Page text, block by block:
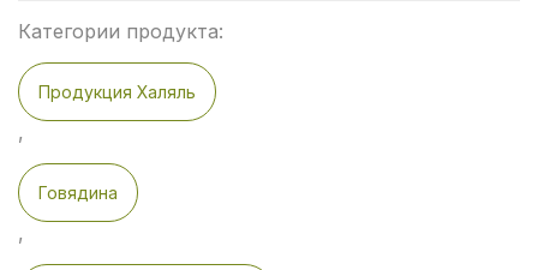
Категории продукта:
Продукция Халяль
,
Говядина
,